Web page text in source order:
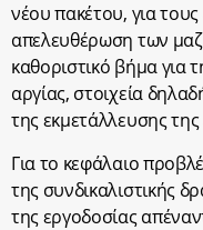
νέου πακέτου, για
απελευθέρωση των
καθοριστικό βήμα για
αργίας, στοιχεία
της εκμετάλλευσης της
Για το κεφάλαιο
της συνδικαλιστικής
της εργοδοσίας